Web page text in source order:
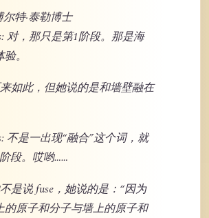
尔特·泰勒博士
对，那只是第1阶段。那是海
。
如此，但她说的是和墙壁融在
不是一出现“融合”这个词，就
段。哎哟……
是说 fuse，她说的是：“因为
的原子和分子与墙上的原子和